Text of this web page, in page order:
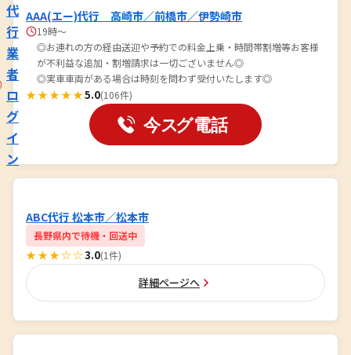
代
行
業
者
ロ
グ
イ
ン
AAA(エー)代行 高崎市／前橋市／伊勢崎市
19時～
◎お連れの方の経由送迎や予約での料金上乗・時間帯割増等お客様
が不利益な追加・割増請求は一切ございません◎
◎実車車両がある場合は時刻を問わず受付いたします◎
★★★★★5.0(106件)
ABC代行 松本市／松本市
長野県内で待機・回送中
★★★☆☆3.0(1件)
詳細ページへ